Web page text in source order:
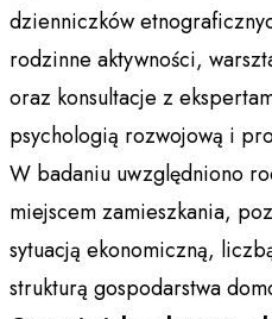
dzienniczków
rodzinne aktywności,
oraz konsultacje z
psychologią rozwojową i
W badaniu uwzględniono
miejscem zamieszkania,
sytuacją ekonomiczną,
strukturą gospodarstwa